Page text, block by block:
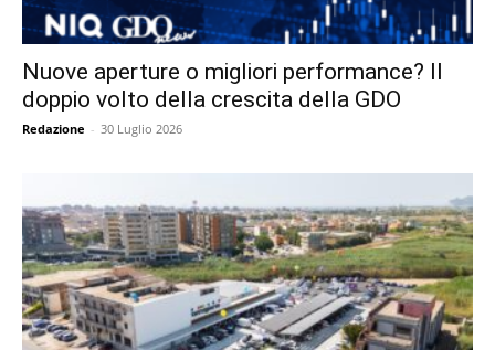
Nuove aperture o migliori performance? Il
doppio volto della crescita della GDO
Redazione - 30 Luglio 2026